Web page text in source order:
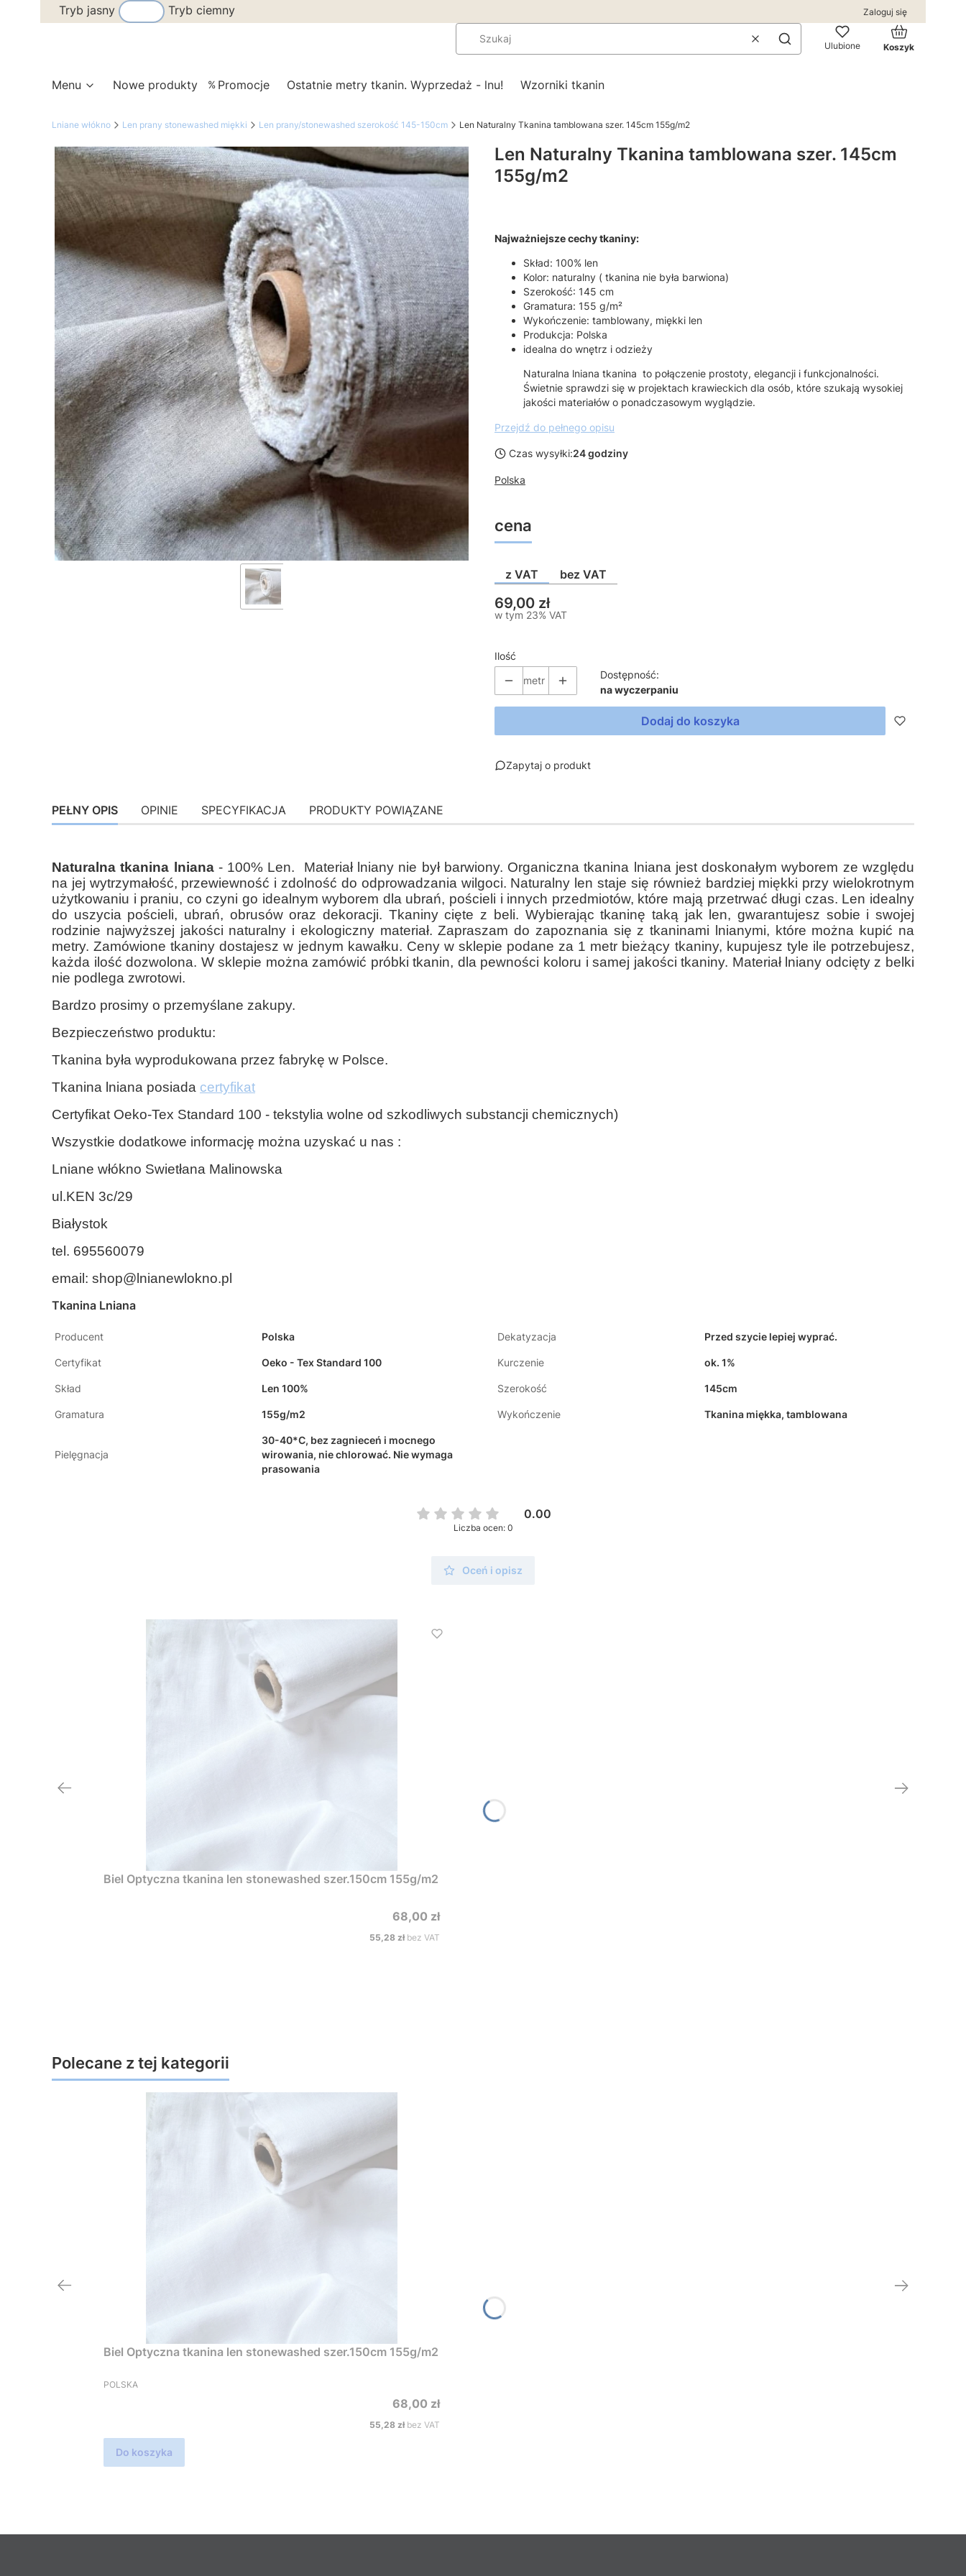
Tryb jasny Tryb ciemny Zaloguj się
WyczyśćSzukaj Ulubione
Produkty w
Koszyk
Menu Nowe produkty Promocje Ostatnie metry tkanin. Wyprzedaż - lnu! Wzorniki tkanin
Lniane włókno Len prany stonewashed miękki Len prany/stonewashed szerokość 145-150cm Len Naturalny Tkanina tamblowana szer. 145cm 155g/m2
Len Naturalny Tkanina tamblowana szer. 145cm
155g/m2
Najważniejsze cechy tkaniny:
Skład: 100% len
Kolor: naturalny ( tkanina nie była barwiona)
Szerokość: 145 cm
Gramatura: 155 g/m²
Wykończenie: tamblowany, miękki len
Produkcja: Polska
idealna do wnętrz i odzieży
Naturalna lniana tkanina to połączenie prostoty, elegancji i funkcjonalności.
Świetnie sprawdzi się w projektach krawieckich dla osób, które szukają wysokiej
jakości materiałów o ponadczasowym wyglądzie.
Przejdź do pełnego opisu
Czas wysyłki:24 godziny
Polska
cena
z VAT bez VAT
Cena
69,00 zł
w tym 23% VAT
w tym 23% VAT
Ilość
metr
Dostępność:
na wyczerpaniu
Dodaj do koszyka
Zapytaj o produkt
PEŁNY OPIS OPINIE SPECYFIKACJA PRODUKTY POWIĄZANE
Naturalna tkanina lniana - 100% Len. Materiał lniany nie był barwiony. Organiczna tkanina lniana jest doskonałym wyborem ze względu
na jej wytrzymałość, przewiewność i zdolność do odprowadzania wilgoci. Naturalny len staje się również bardziej miękki przy wielokrotnym
użytkowaniu i praniu, co czyni go idealnym wyborem dla ubrań, pościeli i innych przedmiotów, które mają przetrwać długi czas. Len idealny
do uszycia pościeli, ubrań, obrusów oraz dekoracji. Tkaniny cięte z beli. Wybierając tkaninę taką jak len, gwarantujesz sobie i swojej
rodzinie najwyższej jakości naturalny i ekologiczny materiał. Zapraszam do zapoznania się z tkaninami lnianymi, które można kupić na
metry. Zamówione tkaniny dostajesz w jednym kawałku. Ceny w sklepie podane za 1 metr bieżący tkaniny, kupujesz tyle ile potrzebujesz,
każda ilość dozwolona. W sklepie można zamówić próbki tkanin, dla pewności koloru i samej jakości tkaniny. Materiał lniany odcięty z belki
nie podlega zwrotowi.
Bardzo prosimy o przemyślane zakupy.
Bezpieczeństwo produktu:
Tkanina była wyprodukowana przez fabrykę w Polsce.
Tkanina lniana posiada certyfikat
Certyfikat Oeko-Tex Standard 100 - tekstylia wolne od szkodliwych substancji chemicznych)
Wszystkie dodatkowe informację można uzyskać u nas :
Lniane włókno Swietłana Malinowska
ul.KEN 3c/29
Białystok
tel. 695560079
email: shop@lnianewlokno.pl
Tkanina Lniana
Producent Polska Dekatyzacja Przed szycie lepiej wyprać.
Certyfikat Oeko - Tex Standard 100 Kurczenie ok. 1%
Skład Len 100% Szerokość 145cm
Gramatura 155g/m2 Wykończenie Tkanina miękka, tamblowana
Pielęgnacja
30-40*C, bez zagnieceń i mocnego
wirowania, nie chlorować. Nie wymaga
prasowania
0.00
Liczba ocen: 0
Oceń i opisz
Biel Optyczna tkanina len stonewashed szer.150cm 155g/m2
Cena
68,00 zł
Cena
55,28 zł bez VAT
Polecane z tej kategorii
Biel Optyczna tkanina len stonewashed szer.150cm 155g/m2
PRODUCENT
POLSKA
Cena
68,00 zł
Cena
55,28 zł bez VAT
Do koszyka